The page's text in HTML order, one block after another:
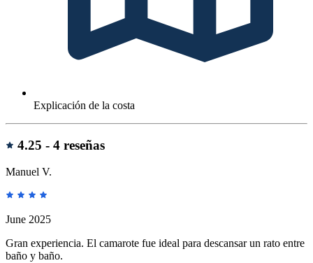
Explicación de la costa
Reseñas
4.25 - 4 reseñas
Manuel V.
June 2025
Gran experiencia. El camarote fue ideal para descansar un rato entre
baño y baño.